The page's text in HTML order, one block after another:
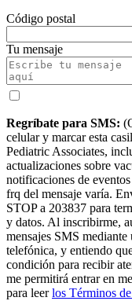
Código postal
Tu mensaje
Regríbate para SMS:
celular y marcar esta
Pediatric Associates,
actualizaciones sobre
notificaciones de
frq del mensaje varía.
STOP a 203837 para
y datos. Al inscribirme,
mensajes SMS
telefónica, y entiendo
condición para recibir
me permitirá entrar en
para leerlos Términos